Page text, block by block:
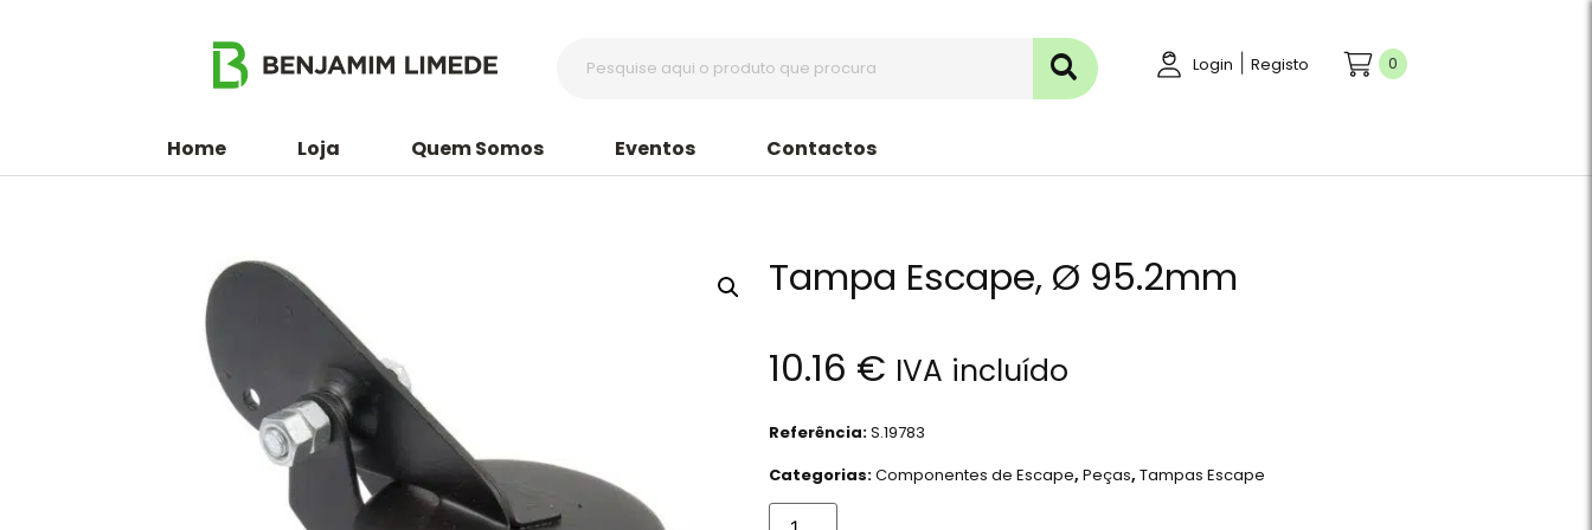
Login Registo 0
Home Loja Quem Somos Eventos Contactos
Tampa Escape, Ø 95.2mm
10.16 € IVA incluído
Referência:S.19783
Categorias:Componentes de Escape,Peças,Tampas Escape